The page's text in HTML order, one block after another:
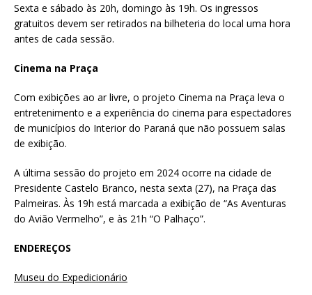
Sexta e sábado às 20h, domingo às 19h. Os ingressos
gratuitos devem ser retirados na bilheteria do local uma hora
antes de cada sessão.
Cinema na Praça
Com exibições ao ar livre, o projeto Cinema na Praça leva o
entretenimento e a experiência do cinema para espectadores
de municípios do Interior do Paraná que não possuem salas
de exibição.
A última sessão do projeto em 2024 ocorre na cidade de
Presidente Castelo Branco, nesta sexta (27), na Praça das
Palmeiras. Às 19h está marcada a exibição de “As Aventuras
do Avião Vermelho”, e às 21h “O Palhaço”.
ENDEREÇOS
Museu do Expedicionário